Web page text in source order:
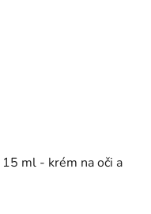
15 ml - krém na oči a